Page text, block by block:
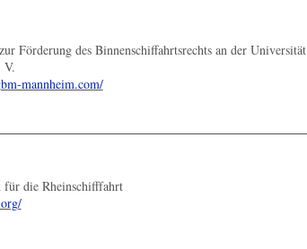
Förderung des Binnenschiffahrtsrechts an der Universität
V.
mannheim.com/
die Rheinschifffahrt